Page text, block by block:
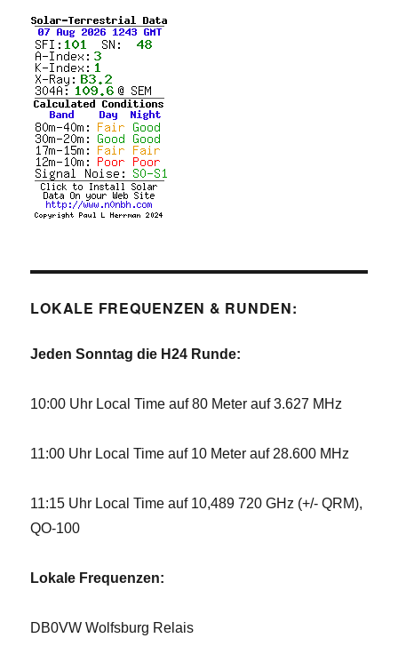
LOKALE FREQUENZEN & RUNDEN:
Jeden Sonntag die H24 Runde:
10:00 Uhr Local Time auf 80 Meter auf 3.627 MHz
11:00 Uhr Local Time auf 10 Meter auf 28.600 MHz
11:15 Uhr Local Time auf 10,489 720 GHz (+/- QRM),
QO-100
Lokale Frequenzen:
DB0VW Wolfsburg Relais